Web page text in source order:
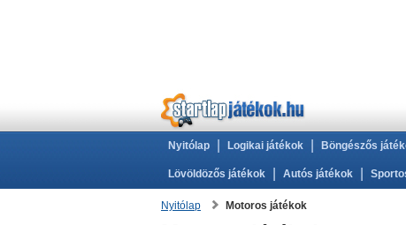
Nyitólap Logikai játékok Böngészős
Lövöldözős játékok Autós játékok
Nyitólap Motoros játékok